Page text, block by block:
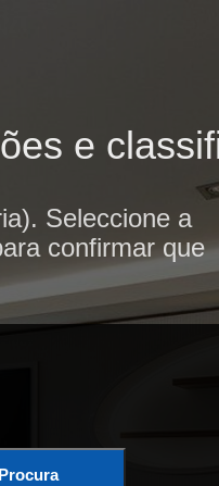
e
Seleccione a
confirmar que
Procura